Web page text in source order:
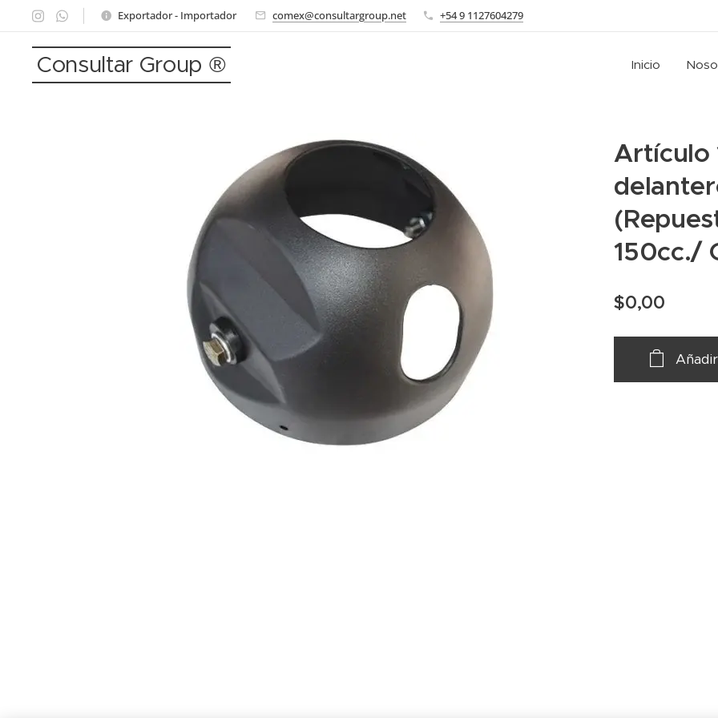
Exportador - Importador comex@consultargroup.net +54 9 1127604279
Consultar Group ® Inicio
Artículo
150cc./
$0,00